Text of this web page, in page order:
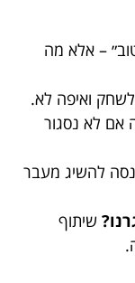
– אלא מה
ואיפה לא.
אם לא נסגור
להשיג מעבר
שיתוף